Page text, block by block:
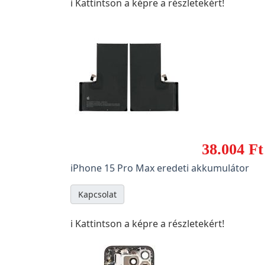
ℹ️ Kattintson a képre a részletekért!
38.004 Ft
iPhone 15 Pro Max eredeti akkumulátor
Kapcsolat
ℹ️ Kattintson a képre a részletekért!